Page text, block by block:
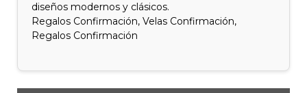
diseños modernos y clásicos.
Regalos Confirmación, Velas Confirmación,
Regalos Confirmación